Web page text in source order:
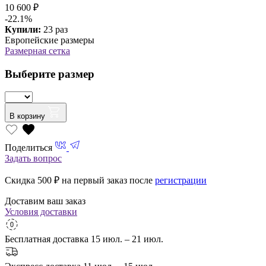
10 600 ₽
-22.1%
Купили: 23 раз
Европейские размеры
Размерная сетка
Выберите размер
В корзину
Поделиться
Задать вопрос
Скидка 500 ₽ на первый заказ после регистрации
Доставим ваш заказ
Условия доставки
Бесплатная доставка 15 июл. – 21 июл.